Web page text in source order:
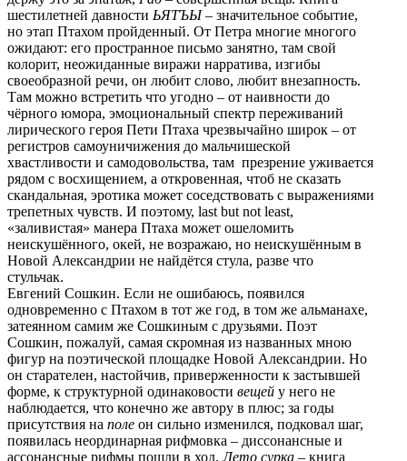
шестилетней давности ЬЯТЪЫ– значительное событие,
но этап Птахом пройденный. От Петра многие многого
ожидают: его пространное письмо занятно, там свой
колорит, неожиданные виражи нарратива, изгибы
своеобразной речи, он любит слово, любит внезапность.
Там можно встретить что угодно – от наивности до
чёрного юмора, эмоциональный спектр переживаний
лирического героя Пети Птаха чрезвычайно широк – от
регистров самоуничижения до мальчишеской
хвастливости и самодовольства, там презрение уживается
рядом с восхищением, а откровенная, чтоб не сказать
скандальная, эротика может соседствовать с выражениями
трепетных чувств. И поэтому, last but not least,
«заливистая» манера Птаха может ошеломить
неискушённого, окей, не возражаю, но неискушённым в
Новой Александрии не найдётся стула, разве что
стульчак.
Евгений Сошкин. Если не ошибаюсь, появился
одновременно с Птахом в тот же год, в том же альманахе,
затеянном самим же Сошкиным с друзьями. Поэт
Сошкин, пожалуй, самая скромная из названных мною
фигур на поэтической площадке Новой Александрии. Но
он старателен, настойчив, приверженности к застывшей
форме, к структурной одинаковости вещей у него не
наблюдается, что конечно же автору в плюс; за годы
присутствия на поле он сильно изменился, подковал шаг,
появилась неординарная рифмовка – диссонансные и
ассонансные рифмы пошли в ход.Лето сурка – книга